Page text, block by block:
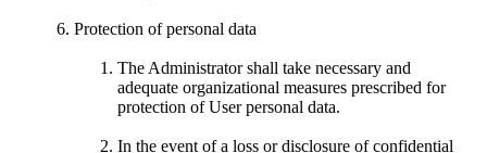
Protection of personal data
The Administrator shall take necessary and
adequate organizational measures prescribed for
protection of User personal data.
In the event of a loss or disclosure of confidential